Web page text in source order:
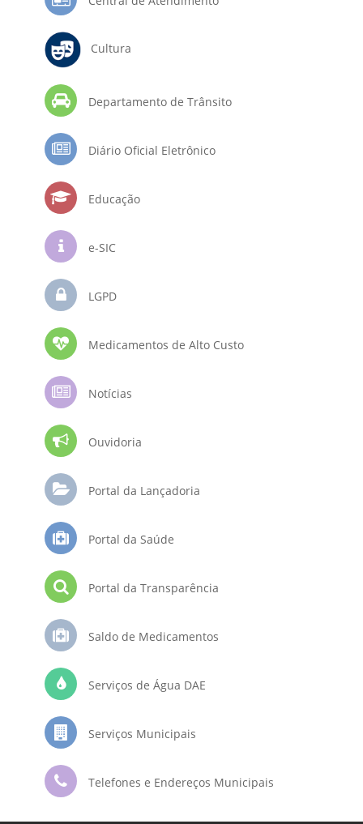
Cultura
Departamento de Trânsito
Diário Oficial Eletrônico
Educação
e-SIC
LGPD
Medicamentos de Alto Custo
Notícias
Ouvidoria
Portal da Lançadoria
Portal da Saúde
Portal da Transparência
Saldo de Medicamentos
Serviços de Água DAE
Serviços Municipais
Telefones e Endereços Municipais